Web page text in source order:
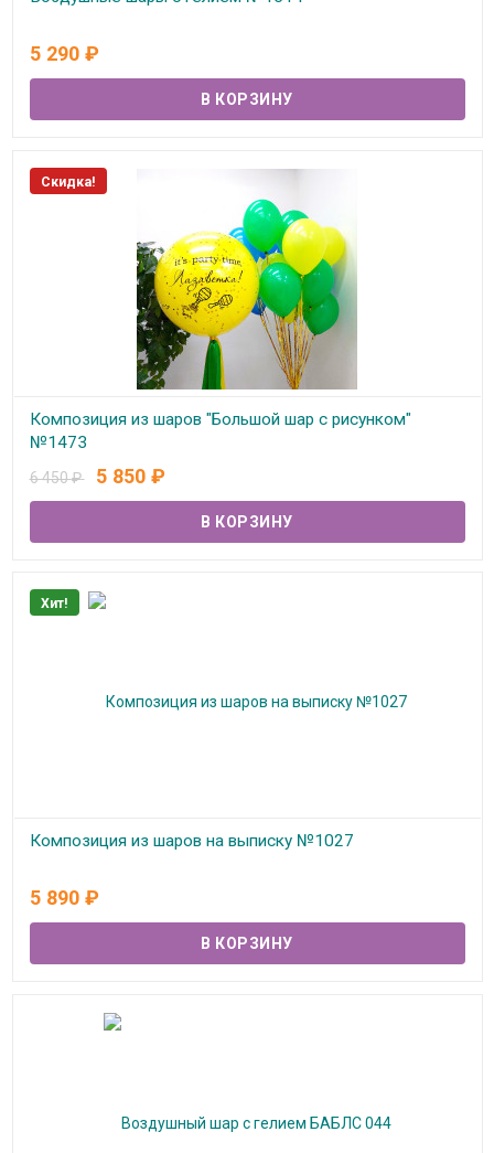
5 290 ₽
Скидка!
Композиция из шаров "Большой шар с рисунком"
№1473
В наличии
6 450₽ 5 850 ₽
Хит!
Композиция из шаров на выписку №1027
5 890 ₽